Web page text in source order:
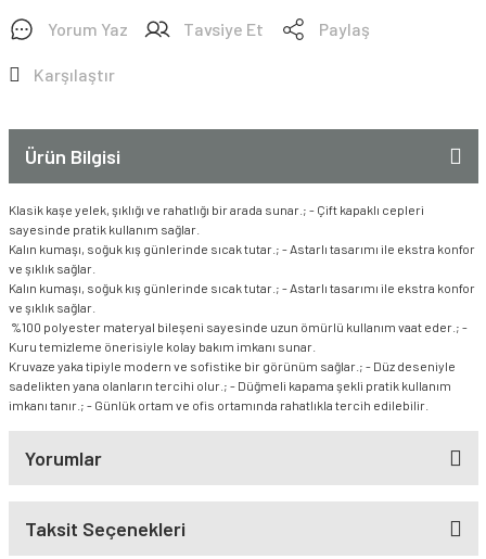
Yorum Yaz Tavsiye Et Paylaş
Karşılaştır
Ürün Bilgisi
Klasik kaşe yelek, şıklığı ve rahatlığı bir arada sunar.; - Çift kapaklı cepleri
sayesinde pratik kullanım sağlar.
Kalın kumaşı, soğuk kış günlerinde sıcak tutar.; - Astarlı tasarımı ile ekstra konfor
ve şıklık sağlar.
Kalın kumaşı, soğuk kış günlerinde sıcak tutar.; - Astarlı tasarımı ile ekstra konfor
ve şıklık sağlar.
%100 polyester materyal bileşeni sayesinde uzun ömürlü kullanım vaat eder.; -
Kuru temizleme önerisiyle kolay bakım imkanı sunar.
Kruvaze yaka tipiyle modern ve sofistike bir görünüm sağlar.; - Düz deseniyle
sadelikten yana olanların tercihi olur.; - Düğmeli kapama şekli pratik kullanım
imkanı tanır.; - Günlük ortam ve ofis ortamında rahatlıkla tercih edilebilir.
Yorumlar
Taksit Seçenekleri